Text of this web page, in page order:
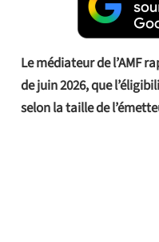
Le médiateur de l’AMF
de juin 2026, que
selon la taille de